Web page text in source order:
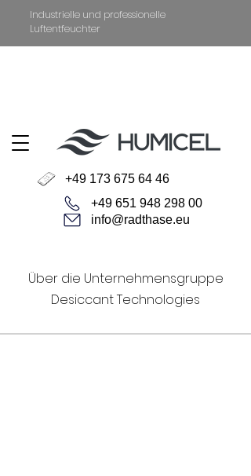
Industrielle und professionelle
Luftentfeuchter
+49 173 675 64 46
+49 651 948 298 00
info@radthase.eu
Über die Unternehmensgruppe
Desiccant Technologies